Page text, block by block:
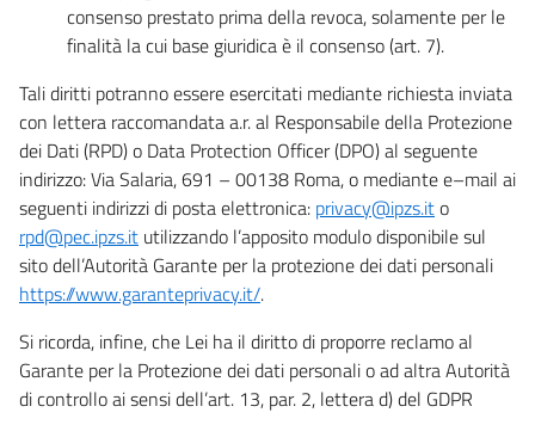
consenso prestato prima della revoca, solamente per le
finalità la cui base giuridica è il consenso (art. 7).
Tali diritti potranno essere esercitati mediante richiesta inviata
con lettera raccomandata a.r. al Responsabile della Protezione
dei Dati (RPD) o Data Protection Officer (DPO) al seguente
indirizzo: Via Salaria, 691 – 00138 Roma, o mediante e–mail ai
seguenti indirizzi di posta elettronica: privacy@ipzs.ito
rpd@pec.ipzs.it utilizzando l’apposito modulo disponibile sul
sito dell’Autorità Garante per la protezione dei dati personali
https://www.garanteprivacy.it/.
Si ricorda, infine, che Lei ha il diritto di proporre reclamo al
Garante per la Protezione dei dati personali o ad altra Autorità
di controllo ai sensi dell’art. 13, par. 2, lettera d) del GDPR